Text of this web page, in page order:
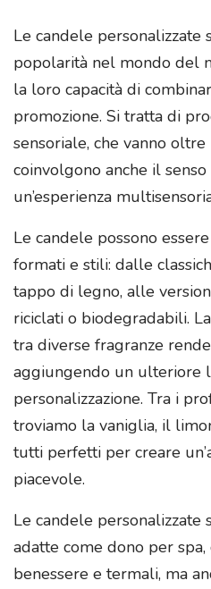
Le candele personalizzate
popolarità nel mondo del
la loro capacità di
promozione. Si tratta di
sensoriale, che vanno oltre
coinvolgono anche il
un’esperienza
Le candele possono
formati e stili: dalle
tappo di legno, alle
riciclati o biodegradabili.
tra diverse fragranze
aggiungendo un ulteriore
personalizzazione. Tra i
troviamo la vaniglia, il
tutti perfetti per creare
piacevole.
Le candele personalizzate
adatte come dono per
benessere e termali, ma